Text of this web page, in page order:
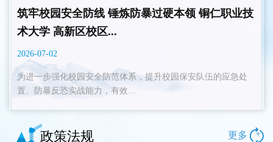
筑牢校园安全防线 锤炼防暴过硬本领 铜仁职业技
术大学 高新区校区...
2026-07-02
为进一步强化校园安全防范体系，提升校园保安队伍的应急处
置、防暴反恐实战能力，有效...
政策法规 更多 +